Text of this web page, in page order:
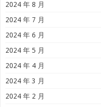
2024 年 8 月
2024 年 7 月
2024 年 6 月
2024 年 5 月
2024 年 4 月
2024 年 3 月
2024 年 2 月